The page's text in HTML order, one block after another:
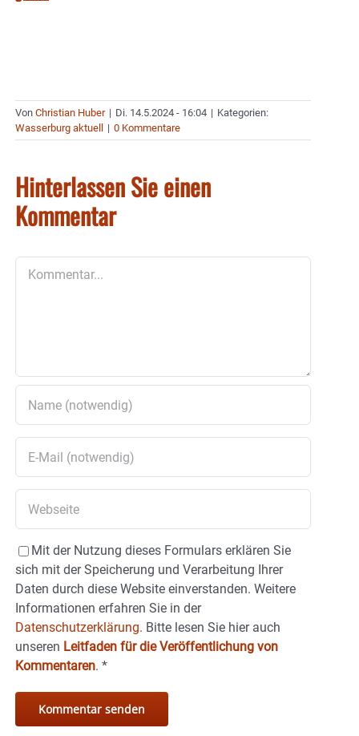
Von Christian Huber | Di. 14.5.2024 - 16:04 | Kategorien:
Wasserburg aktuell
| 0 Kommentare
Hinterlassen Sie einen
Kommentar
Mit der Nutzung dieses Formulars erklären Sie
sich mit der Speicherung und Verarbeitung Ihrer
Daten durch diese Website einverstanden. Weitere
Informationen erfahren Sie in der
Datenschutzerklärung. Bitte lesen Sie hier auch
unseren Leitfaden für die Veröffentlichung von
Kommentaren. *